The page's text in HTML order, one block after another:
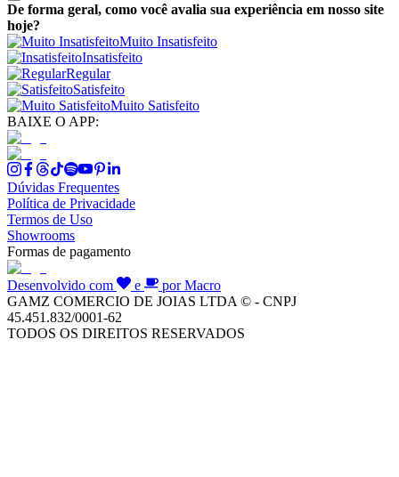
De forma geral, como você avalia sua experiência em nosso site
hoje?
Muito Insatisfeito
Insatisfeito
Regular
Satisfeito
Muito Satisfeito
BAIXE O APP:
Dúvidas Frequentes
Política de Privacidade
Termos de Uso
Showrooms
Formas de pagamento
Desenvolvido com e
por Macro
GAMZ COMERCIO DE JOIAS LTDA © - CNPJ
45.451.832/0001-62
TODOS OS DIREITOS RESERVADOS